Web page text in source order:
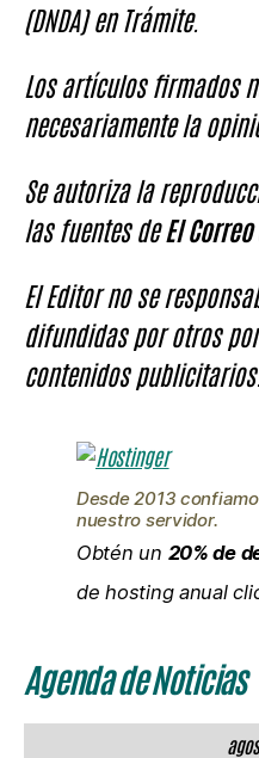
(DNDA) en Trámite.
Los artículos firmados
necesariamente la
Se autoriza la
las fuentes deEl
El Editor no se
difundidas por otros
contenidos publicitarios.
Desde 2013
nuestro servidor.
Obtén un 20% de
de hosting anual
Agenda de Noticias